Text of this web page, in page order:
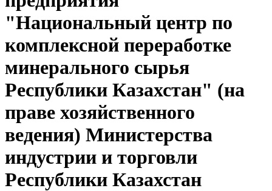
"Национальный центр по
комплексной переработке
минерального сырья
Республики Казахстан" (на
праве хозяйственного
ведения) Министерства
индустрии и торговли
Республики Казахстан